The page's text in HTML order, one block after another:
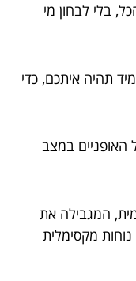
בלי לבחון מי
תהיה איתכם, כדי
האופניים במצב
המגבילה את
מקסימלית